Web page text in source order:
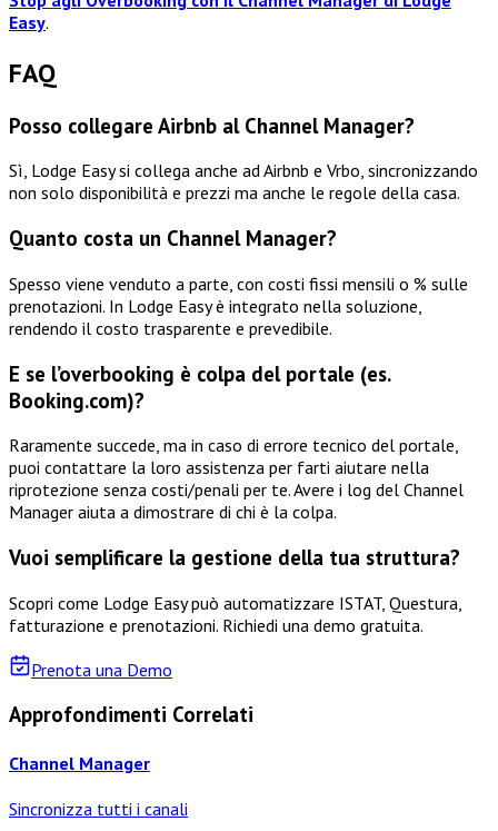
Easy.
FAQ
Posso collegare Airbnb al Channel Manager?
Sì, Lodge Easy si collega anche ad Airbnb e Vrbo, sincronizzando
non solo disponibilità e prezzi ma anche le regole della casa.
Quanto costa un Channel Manager?
Spesso viene venduto a parte, con costi fissi mensili o % sulle
prenotazioni. In Lodge Easy è integrato nella soluzione,
rendendo il costo trasparente e prevedibile.
E se l’overbooking è colpa del portale (es.
Booking.com)?
Raramente succede, ma in caso di errore tecnico del portale,
puoi contattare la loro assistenza per farti aiutare nella
riprotezione senza costi/penali per te. Avere i log del Channel
Manager aiuta a dimostrare di chi è la colpa.
Vuoi semplificare la gestione della tua struttura?
Scopri come Lodge Easy può automatizzare ISTAT, Questura,
fatturazione e prenotazioni. Richiedi una demo gratuita.
Prenota una Demo
Approfondimenti Correlati
Channel Manager
Sincronizza tutti i canali